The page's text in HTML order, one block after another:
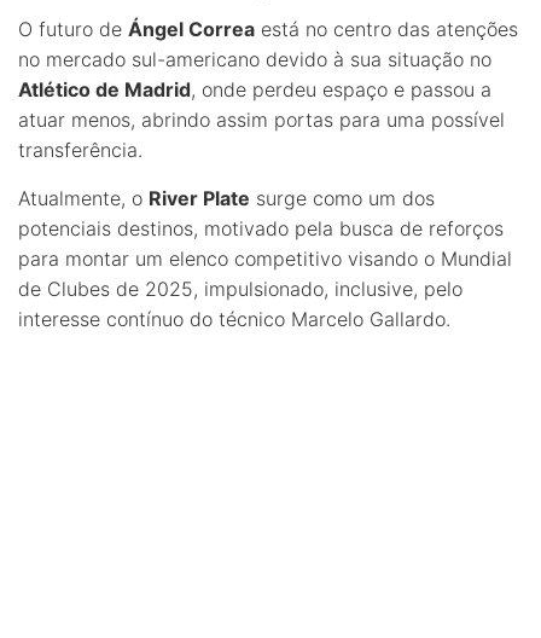
O futuro de Ángel Correa está no centro das atenções
no mercado sul-americano devido à sua situação no
Atlético de Madrid, onde perdeu espaço e passou a
atuar menos, abrindo assim portas para uma possível
transferência.
Atualmente, o River Plate surge como um dos
potenciais destinos, motivado pela busca de reforços
para montar um elenco competitivo visando o Mundial
de Clubes de 2025, impulsionado, inclusive, pelo
interesse contínuo do técnico Marcelo Gallardo.